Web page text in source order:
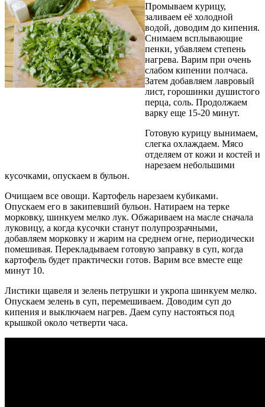
Промываем курицу,
заливаем её холодной
водой, доводим до кипения.
Снимаем всплывающие
пенки, убавляем степень
нагрева. Варим при очень
слабом кипении полчаса.
Затем добавляем лавровый
лист, горошинки душистого
перца, соль. Продолжаем
варку еще 15-20 минут.
Готовую курицу вынимаем,
слегка охлаждаем. Мясо
отделяем от кожи и костей и
нарезаем небольшими
кусочками, опускаем в бульон.
Очищаем все овощи. Картофель нарезаем кубиками.
Опускаем его в закипевший бульон. Натираем на терке
морковку, шинкуем мелко лук. Обжариваем на масле сначала
луковицу, а когда кусочки станут полупрозрачными,
добавляем морковку и жарим на среднем огне, периодически
помешивая. Перекладываем готовую заправку в суп, когда
картофель будет практически готов. Варим все вместе еще
минут 10.
Листики щавеля и зелень петрушки и укропа шинкуем мелко.
Опускаем зелень в суп, перемешиваем. Доводим суп до
кипения и выключаем нагрев. Даем супу настояться под
крышкой около четверти часа.